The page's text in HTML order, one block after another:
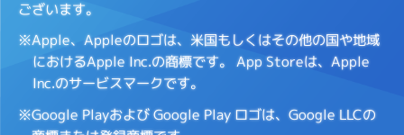
ございます。
※Apple、Appleのロゴは、米国もしくはその他の国や地域
におけるApple Inc.の商標です。 App Storeは、Apple
Inc.のサービスマークです。
※Google Playおよび Google Play ロゴは、Google LLCの